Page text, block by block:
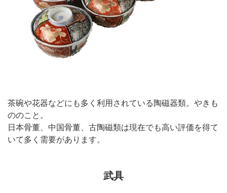
茶碗や花器などにも多く利用されている陶磁器類。やきも
ののこと。
日本骨董、中国骨董、古陶磁類は現在でも高い評価を得て
いて多く需要があります。
武具